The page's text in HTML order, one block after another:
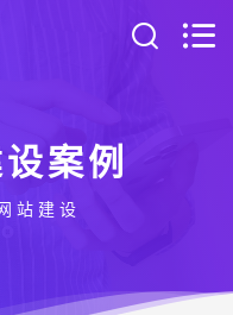
案例
站建设